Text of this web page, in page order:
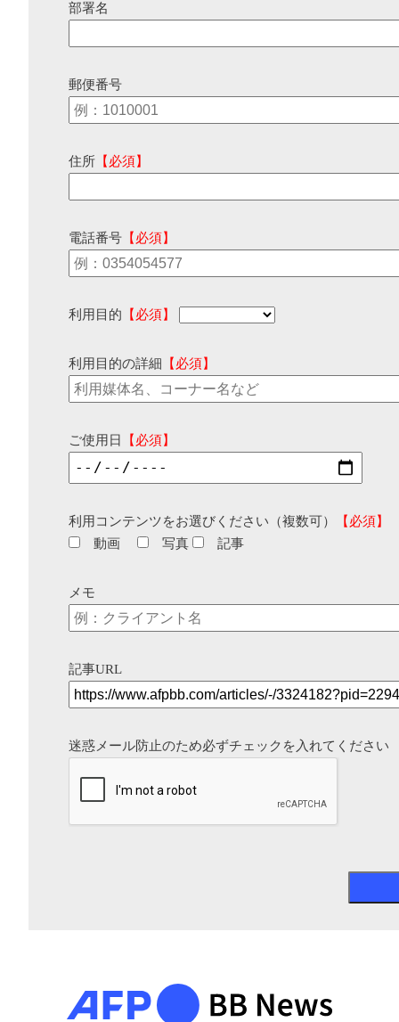
部署名
郵便番号
住所 【必須】
電話番号 【必須】
利用目的 【必須】
利用目的の詳細 【必須】
ご使用日 【必須】
利用コンテンツをお選びください（複数可）
【必須】
動画
写真 記事
メモ
記事URL
迷惑メール防止のため必ずチェックを入れてください